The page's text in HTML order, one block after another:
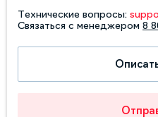
Технические вопросы:
Связаться с менеджером 8